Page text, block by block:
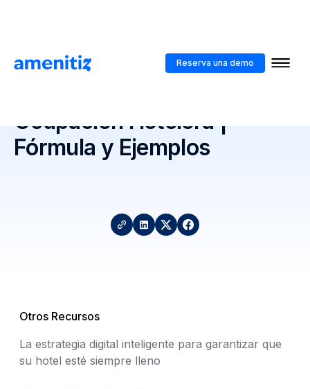
Reserva una demo
Fórmula y Ejemplos
Ocupación Hotelera |
Fórmula y Ejemplos
Otros Recursos
La estrategia digital inteligente para garantizar que
su hotel esté siempre lleno